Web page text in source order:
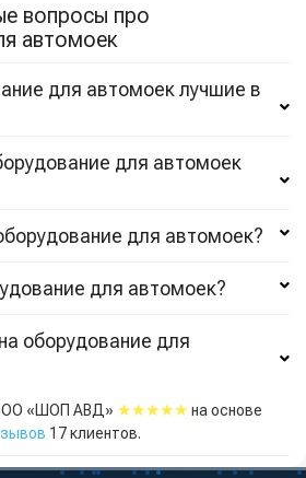
вопросы про
автомоек
для автомоек лучшие в
для автомоек
для автомоек?
для автомоек?
оборудование для
«ШОП АВД» ★★★★★ на основе
17клиентов.